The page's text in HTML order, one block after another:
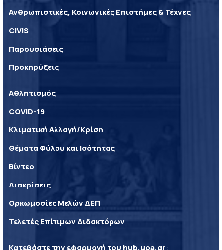
Ανθρωπιστικές, Κοινωνικές Επιστήμες & Τέχνες
CIVIS
Παρουσιάσεις
Προκηρύξεις
Αθλητισμός
COVID-19
Κλιματική Αλλαγή/Κρίση
Θέματα Φύλου και Ισότητας
Βίντεο
Διακρίσεις
Ορκωμοσίες Μελών ΔΕΠ
Τελετές Επίτιμων Διδακτόρων
Κατεβάστε την εφαρμογή του hub.uoa.gr: